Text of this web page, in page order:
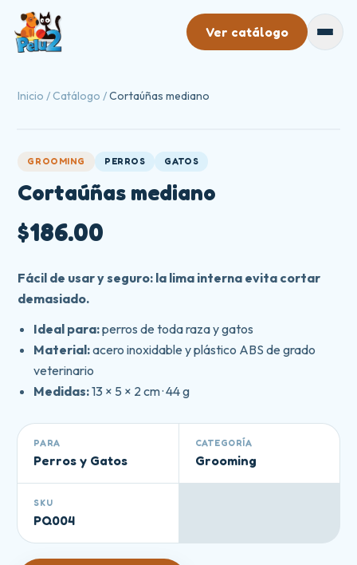
Ver catálogo
Nosotros
Contacto
Inicio / Catálogo /Cortaúñas mediano
GROOMING PERROS GATOS
Cortaúñas mediano
$186.00
Fácil de usar y seguro: la lima interna evita cortar
demasiado.
Ideal para:perros de toda raza y gatos
Material:acero inoxidable y plástico ABS de grado
veterinario
Medidas:13 × 5 × 2 cm · 44 g
PARA
Perros y Gatos
CATEGORÍA
Grooming
SKU
PQ004